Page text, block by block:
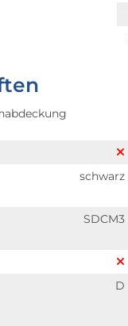
schwarz
SDCM3
D